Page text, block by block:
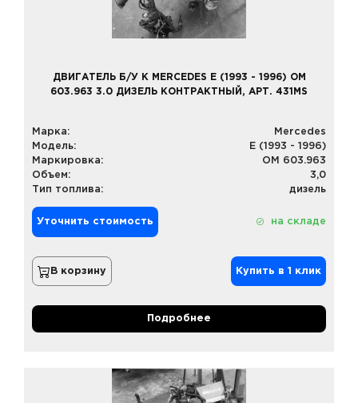
ДВИГАТЕЛЬ Б/У К MERCEDES E (1993 - 1996) OM
603.963 3.0 ДИЗЕЛЬ КОНТРАКТНЫЙ, АРТ. 431MS
Марка:
Mercedes
Модель:
E (1993 - 1996)
Маркировка:
OM 603.963
Объем:
3,0
Тип топлива:
дизель
Уточнить стоимость на складе
В корзину Купить в 1 клик
Подробнее